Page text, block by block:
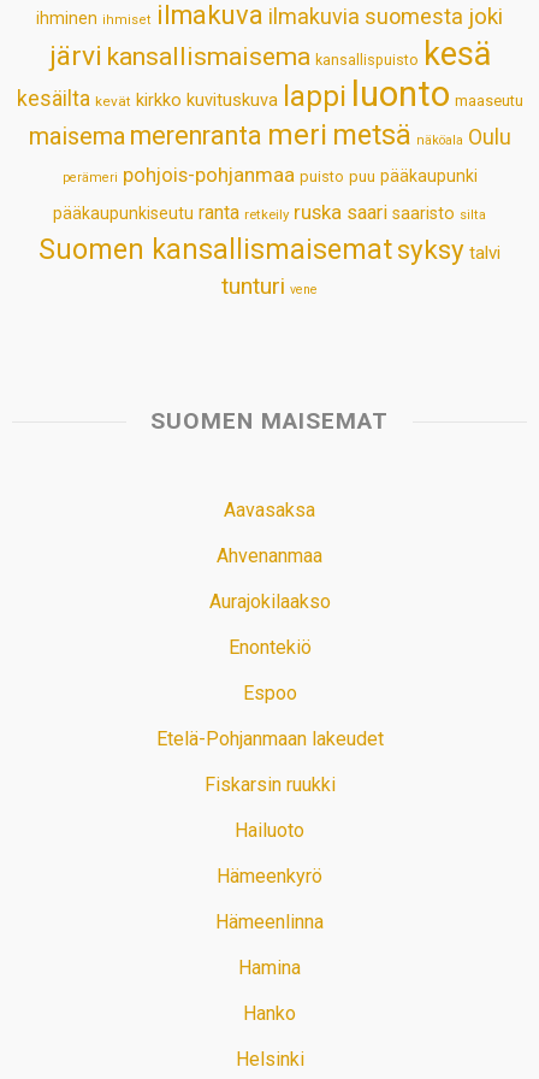
t
ihminen ihmiset ilmakuva ilmakuvia suomesta joki
järvi kansallismaisema kansallispuisto kesä
kesäilta kevät kirkko kuvituskuva lappi luonto maaseutu
maisema merenranta meri metsä näköala Oulu
perämeri pohjois-pohjanmaa puisto puu pääkaupunki
pääkaupunkiseutu ranta retkeily ruska saari saaristo silta
Suomen kansallismaisematsyksy talvi
tunturi vene
SUOMEN MAISEMAT
Aavasaksa
Ahvenanmaa
Aurajokilaakso
Enontekiö
Espoo
Etelä-Pohjanmaan lakeudet
Fiskarsin ruukki
Hailuoto
Hämeenkyrö
Hämeenlinna
Hamina
Hanko
Helsinki